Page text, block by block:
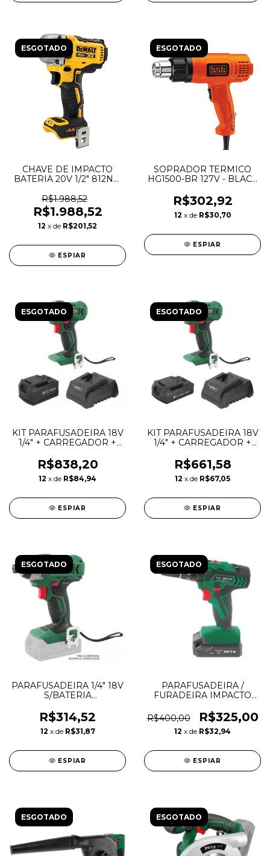
ESGOTADO
CHAVE DE IMPACTO
BATERIA 20V 1/2" 812NM
R$1.988,52
R$1.988,52
12 x de R$201,52
ESPIAR
ESGOTADO
SOPRADOR TERMICO
HG1500-BR 127V - BLACK
R$302,92
12 x de R$30,70
ESPIAR
ESGOTADO
KIT PARAFUSADEIRA 18V
1/4" + CARREGADOR +
R$838,20
12 x de R$84,94
ESPIAR
ESGOTADO
KIT PARAFUSADEIRA 18V
1/4" + CARREGADOR +
R$661,58
12 x de R$67,05
ESPIAR
ESGOTADO
PARAFUSADEIRA 1/4" 18V
S/BATERIA
IPD1818I - DWT
R$314,52
12 x de R$31,87
ESPIAR
ESGOTADO
PARAFUSADEIRA /
FURADEIRA IMPACTO
CARREGADOR DWT
R$400,00 R$325,00
12 x de R$32,94
ESPIAR
ESGOTADO ESGOTADO